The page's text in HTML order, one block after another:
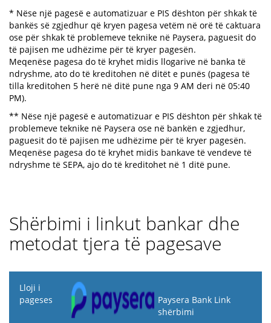
* Nëse një pagesë e automatizuar e PIS dështon për shkak të
bankës së zgjedhur që kryen pagesa vetëm në orë të caktuara
ose për shkak të problemeve teknike në Paysera, paguesit do
të pajisen me udhëzime për të kryer pagesën.
Meqenëse pagesa do të kryhet midis llogarive në banka të
ndryshme, ato do të kreditohen në ditët e punës (pagesa të
tilla kreditohen 5 herë në ditë pune nga 9 AM deri në 05:40
PM).
** Nëse një pagesë e automatizuar e PIS dështon për shkak të
problemeve teknike në Paysera ose në bankën e zgjedhur,
paguesit do të pajisen me udhëzime për të kryer pagesën.
Meqenëse pagesa do të kryhet midis bankave të vendeve të
ndryshme të SEPA, ajo do të kreditohet në 1 ditë pune.
Shërbimi i linkut bankar dhe
metodat tjera të pagesave
Lloji i
pageses
Paysera Bank Link
shërbimi